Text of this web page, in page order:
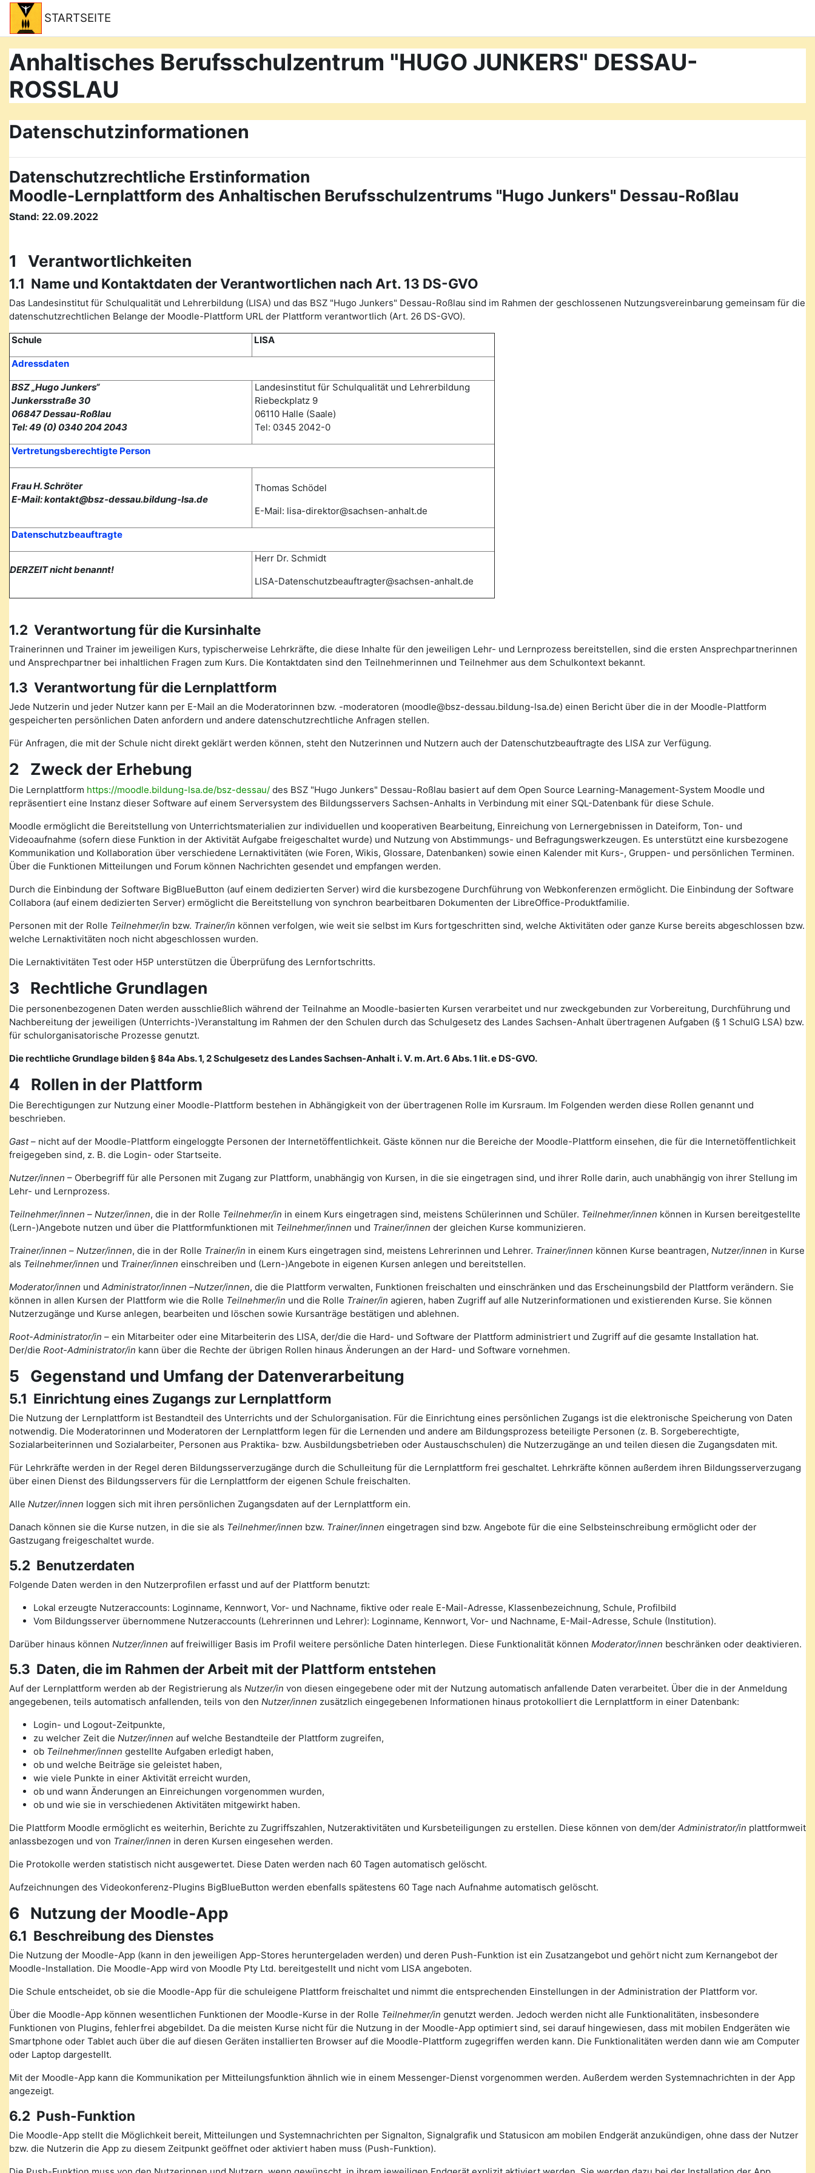
Zum Hauptinhalt
STARTSEITE
Anhaltisches Berufsschulzentrum "HUGO JUNKERS" DESSAU-
ROSSLAU
Datenschutzinformationen
Datenschutzrechtliche Erstinformation
Moodle-Lernplattform des Anhaltischen Berufsschulzentrums "Hugo Junkers" Dessau-Roßlau
Stand: 22.09.2022
1 Verantwortlichkeiten
1.1 Name und Kontaktdaten der Verantwortlichen nach Art. 13 DS-GVO
Das Landesinstitut für Schulqualität und Lehrerbildung (LISA) und das BSZ "Hugo Junkers" Dessau-Roßlau sind im Rahmen der geschlossenen Nutzungsvereinbarung gemeinsam für die
datenschutzrechtlichen Belange der Moodle-Plattform URL der Plattform verantwortlich (Art. 26 DS-GVO).
Schule LISA
Adressdaten
BSZ „Hugo Junkers“
Junkersstraße 30
06847 Dessau-Roßlau
Tel: 49 (0) 0340 204 2043
Landesinstitut für Schulqualität und Lehrerbildung
Riebeckplatz 9
06110 Halle (Saale)
Tel: 0345 2042-0
Vertretungsberechtigte Person
Frau H. Schröter
E-Mail: kontakt@bsz-dessau.bildung-lsa.de
Thomas Schödel
E-Mail: lisa-direktor@sachsen-anhalt.de
Datenschutzbeauftragte
DERZEIT nicht benannt!
Herr Dr. Schmidt
LISA-Datenschutzbeauftragter@sachsen-anhalt.de
1.2 Verantwortung für die Kursinhalte
Trainerinnen und Trainer im jeweiligen Kurs, typischerweise Lehrkräfte, die diese Inhalte für den jeweiligen Lehr- und Lernprozess bereitstellen, sind die ersten Ansprechpartnerinnen
und Ansprechpartner bei inhaltlichen Fragen zum Kurs. Die Kontaktdaten sind den Teilnehmerinnen und Teilnehmer aus dem Schulkontext bekannt.
1.3 Verantwortung für die Lernplattform
Jede Nutzerin und jeder Nutzer kann per E-Mail an die Moderatorinnen bzw. -moderatoren (moodle@bsz-dessau.bildung-lsa.de) einen Bericht über die in der Moodle-Plattform
gespeicherten persönlichen Daten anfordern und andere datenschutzrechtliche Anfragen stellen.
Für Anfragen, die mit der Schule nicht direkt geklärt werden können, steht den Nutzerinnen und Nutzern auch der Datenschutzbeauftragte des LISA zur Verfügung.
2 Zweck der Erhebung
Die Lernplattform https://moodle.bildung-lsa.de/bsz-dessau/ des BSZ "Hugo Junkers" Dessau-Roßlau basiert auf dem Open Source Learning-Management-System Moodle und
repräsentiert eine Instanz dieser Software auf einem Serversystem des Bildungsservers Sachsen-Anhalts in Verbindung mit einer SQL-Datenbank für diese Schule.
Moodle ermöglicht die Bereitstellung von Unterrichtsmaterialien zur individuellen und kooperativen Bearbeitung, Einreichung von Lernergebnissen in Dateiform, Ton- und
Videoaufnahme (sofern diese Funktion in der Aktivität Aufgabe freigeschaltet wurde) und Nutzung von Abstimmungs- und Befragungswerkzeugen. Es unterstützt eine kursbezogene
Kommunikation und Kollaboration über verschiedene Lernaktivitäten (wie Foren, Wikis, Glossare, Datenbanken) sowie einen Kalender mit Kurs-, Gruppen- und persönlichen Terminen.
Über die Funktionen Mitteilungen und Forum können Nachrichten gesendet und empfangen werden.
Durch die Einbindung der Software BigBlueButton (auf einem dedizierten Server) wird die kursbezogene Durchführung von Webkonferenzen ermöglicht. Die Einbindung der Software
Collabora (auf einem dedizierten Server) ermöglicht die Bereitstellung von synchron bearbeitbaren Dokumenten der LibreOffice-Produktfamilie.
Personen mit der Rolle Teilnehmer/in bzw. Trainer/in können verfolgen, wie weit sie selbst im Kurs fortgeschritten sind, welche Aktivitäten oder ganze Kurse bereits abgeschlossen bzw.
welche Lernaktivitäten noch nicht abgeschlossen wurden.
Die Lernaktivitäten Test oder H5P unterstützen die Überprüfung des Lernfortschritts.
3 Rechtliche Grundlagen
Die personenbezogenen Daten werden ausschließlich während der Teilnahme an Moodle-basierten Kursen verarbeitet und nur zweckgebunden zur Vorbereitung, Durchführung und
Nachbereitung der jeweiligen (Unterrichts-)Veranstaltung im Rahmen der den Schulen durch das Schulgesetz des Landes Sachsen-Anhalt übertragenen Aufgaben (§ 1 SchulG LSA) bzw.
für schulorganisatorische Prozesse genutzt.
Die rechtliche Grundlage bilden § 84a Abs. 1, 2 Schulgesetz des Landes Sachsen-Anhalt i. V. m. Art. 6 Abs. 1 lit. e DS-GVO.
4 Rollen in der Plattform
Die Berechtigungen zur Nutzung einer Moodle-Plattform bestehen in Abhängigkeit von der übertragenen Rolle im Kursraum. Im Folgenden werden diese Rollen genannt und
beschrieben.
Gast– nicht auf der Moodle-Plattform eingeloggte Personen der Internetöffentlichkeit. Gäste können nur die Bereiche der Moodle-Plattform einsehen, die für die Internetöffentlichkeit
freigegeben sind, z. B. die Login- oder Startseite.
Nutzer/innen – Oberbegriff für alle Personen mit Zugang zur Plattform, unabhängig von Kursen, in die sie eingetragen sind, und ihrer Rolle darin, auch unabhängig von ihrer Stellung im
Lehr- und Lernprozess.
Teilnehmer/innen – Nutzer/innen, die in der Rolle Teilnehmer/in in einem Kurs eingetragen sind, meistens Schülerinnen und Schüler. Teilnehmer/innen können in Kursen bereitgestellte
(Lern-)Angebote nutzen und über die Plattformfunktionen mit Teilnehmer/innen und Trainer/innen der gleichen Kurse kommunizieren.
Trainer/innen – Nutzer/innen, die in der Rolle Trainer/in in einem Kurs eingetragen sind, meistens Lehrerinnen und Lehrer. Trainer/innen können Kurse beantragen, Nutzer/innen in Kurse
als Teilnehmer/innen und Trainer/innen einschreiben und (Lern-)Angebote in eigenen Kursen anlegen und bereitstellen.
Moderator/innen und Administrator/innen –Nutzer/innen, die die Plattform verwalten, Funktionen freischalten und einschränken und das Erscheinungsbild der Plattform verändern. Sie
können in allen Kursen der Plattform wie die Rolle Teilnehmer/in und die Rolle Trainer/in agieren, haben Zugriff auf alle Nutzerinformationen und existierenden Kurse. Sie können
Nutzerzugänge und Kurse anlegen, bearbeiten und löschen sowie Kursanträge bestätigen und ablehnen.
Root-Administrator/in – ein Mitarbeiter oder eine Mitarbeiterin des LISA, der/die die Hard- und Software der Plattform administriert und Zugriff auf die gesamte Installation hat.
Der/die Root-Administrator/in kann über die Rechte der übrigen Rollen hinaus Änderungen an der Hard- und Software vornehmen.
5 Gegenstand und Umfang der Datenverarbeitung
5.1 Einrichtung eines Zugangs zur Lernplattform
Die Nutzung der Lernplattform ist Bestandteil des Unterrichts und der Schulorganisation. Für die Einrichtung eines persönlichen Zugangs ist die elektronische Speicherung von Daten
notwendig. Die Moderatorinnen und Moderatoren der Lernplattform legen für die Lernenden und andere am Bildungsprozess beteiligte Personen (z. B. Sorgeberechtigte,
Sozialarbeiterinnen und Sozialarbeiter, Personen aus Praktika- bzw. Ausbildungsbetrieben oder Austauschschulen) die Nutzerzugänge an und teilen diesen die Zugangsdaten mit.
Für Lehrkräfte werden in der Regel deren Bildungsserverzugänge durch die Schulleitung für die Lernplattform frei geschaltet. Lehrkräfte können außerdem ihren Bildungsserverzugang
über einen Dienst des Bildungsservers für die Lernplattform der eigenen Schule freischalten.
Alle Nutzer/innen loggen sich mit ihren persönlichen Zugangsdaten auf der Lernplattform ein.
Danach können sie die Kurse nutzen, in die sie als Teilnehmer/innen bzw. Trainer/innen eingetragen sind bzw. Angebote für die eine Selbsteinschreibung ermöglicht oder der
Gastzugang freigeschaltet wurde.
5.2 Benutzerdaten
Folgende Daten werden in den Nutzerprofilen erfasst und auf der Plattform benutzt:
Lokal erzeugte Nutzeraccounts: Loginname, Kennwort, Vor- und Nachname, fiktive oder reale E-Mail-Adresse, Klassenbezeichnung, Schule, Profilbild
Vom Bildungsserver übernommene Nutzeraccounts (Lehrerinnen und Lehrer): Loginname, Kennwort, Vor- und Nachname, E-Mail-Adresse, Schule (Institution).
Darüber hinaus können Nutzer/innen auf freiwilliger Basis im Profil weitere persönliche Daten hinterlegen. Diese Funktionalität können Moderator/innen beschränken oder deaktivieren.
5.3 Daten, die im Rahmen der Arbeit mit der Plattform entstehen
Auf der Lernplattform werden ab der Registrierung als Nutzer/in von diesen eingegebene oder mit der Nutzung automatisch anfallende Daten verarbeitet. Über die in der Anmeldung
angegebenen, teils automatisch anfallenden, teils von den Nutzer/innen zusätzlich eingegebenen Informationen hinaus protokolliert die Lernplattform in einer Datenbank:
Login- und Logout-Zeitpunkte,
zu welcher Zeit die Nutzer/innen auf welche Bestandteile der Plattform zugreifen,
ob Teilnehmer/innen gestellte Aufgaben erledigt haben,
ob und welche Beiträge sie geleistet haben,
wie viele Punkte in einer Aktivität erreicht wurden,
ob und wann Änderungen an Einreichungen vorgenommen wurden,
ob und wie sie in verschiedenen Aktivitäten mitgewirkt haben.
Die Plattform Moodle ermöglicht es weiterhin, Berichte zu Zugriffszahlen, Nutzeraktivitäten und Kursbeteiligungen zu erstellen. Diese können von dem/der Administrator/in plattformweit
anlassbezogen und von Trainer/innen in deren Kursen eingesehen werden.
Die Protokolle werden statistisch nicht ausgewertet. Diese Daten werden nach 60 Tagen automatisch gelöscht.
Aufzeichnungen des Videokonferenz-Plugins BigBlueButton werden ebenfalls spätestens 60 Tage nach Aufnahme automatisch gelöscht.
6 Nutzung der Moodle-App
6.1 Beschreibung des Dienstes
Die Nutzung der Moodle-App (kann in den jeweiligen App-Stores heruntergeladen werden) und deren Push-Funktion ist ein Zusatzangebot und gehört nicht zum Kernangebot der
Moodle-Installation. Die Moodle-App wird von Moodle Pty Ltd. bereitgestellt und nicht vom LISA angeboten.
Die Schule entscheidet, ob sie die Moodle-App für die schuleigene Plattform freischaltet und nimmt die entsprechenden Einstellungen in der Administration der Plattform vor.
Über die Moodle-App können wesentlichen Funktionen der Moodle-Kurse in der Rolle Teilnehmer/in genutzt werden. Jedoch werden nicht alle Funktionalitäten, insbesondere
Funktionen von Plugins, fehlerfrei abgebildet. Da die meisten Kurse nicht für die Nutzung in der Moodle-App optimiert sind, sei darauf hingewiesen, dass mit mobilen Endgeräten wie
Smartphone oder Tablet auch über die auf diesen Geräten installierten Browser auf die Moodle-Plattform zugegriffen werden kann. Die Funktionalitäten werden dann wie am Computer
oder Laptop dargestellt.
Mit der Moodle-App kann die Kommunikation per Mitteilungsfunktion ähnlich wie in einem Messenger-Dienst vorgenommen werden. Außerdem werden Systemnachrichten in der App
angezeigt.
6.2 Push-Funktion
Die Moodle-App stellt die Möglichkeit bereit, Mitteilungen und Systemnachrichten per Signalton, Signalgrafik und Statusicon am mobilen Endgerät anzukündigen, ohne dass der Nutzer
bzw. die Nutzerin die App zu diesem Zeitpunkt geöffnet oder aktiviert haben muss (Push-Funktion).